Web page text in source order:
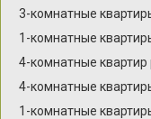
3-комнатные
1-комнатные
4-комнатные
4-комнатные
1-комнатные